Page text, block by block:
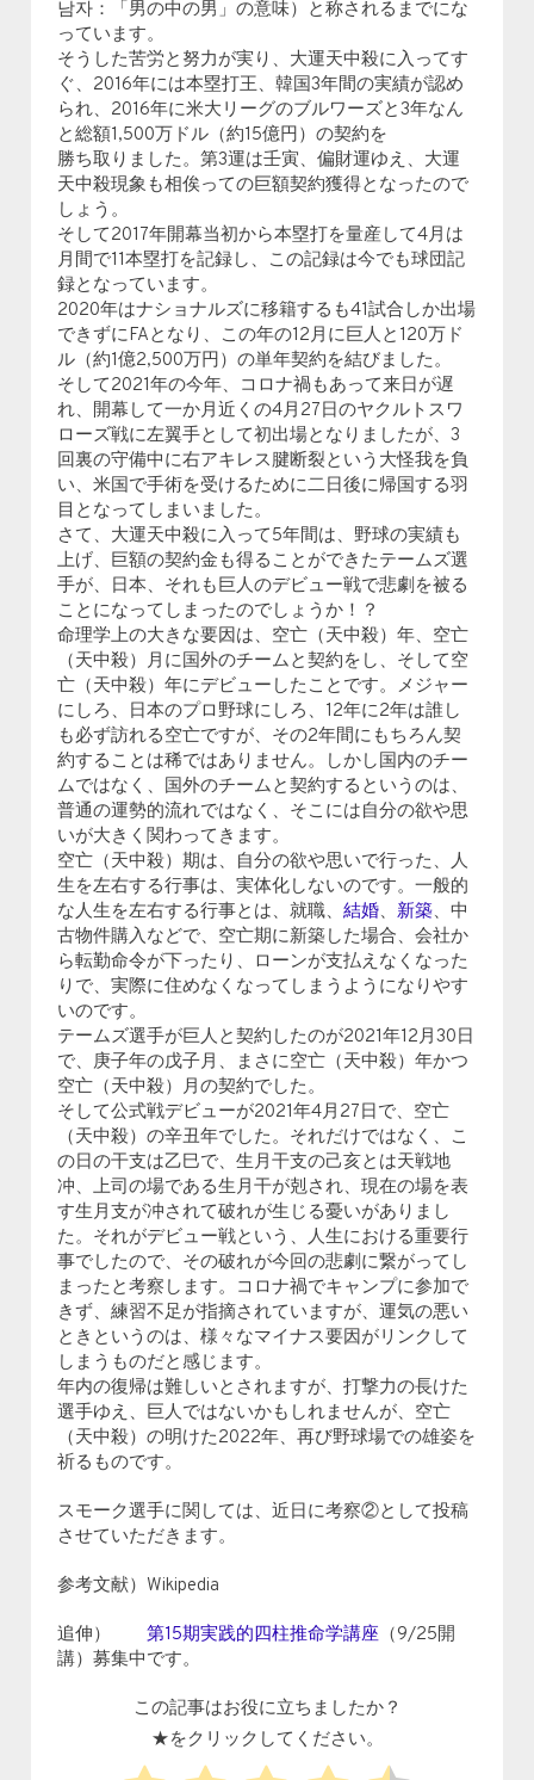
남자：「男の中の男」の意味）と称されるまでにな
っています。
そうした苦労と努力が実り、大運天中殺に入ってす
ぐ、2016年には本塁打王、韓国3年間の実績が認め
られ、2016年に米大リーグのブルワーズと3年なん
と総額1,500万ドル（約15億円）の契約を
勝ち取りました。第3運は壬寅、偏財運ゆえ、大運
天中殺現象も相俟っての巨額契約獲得となったので
しょう。
そして2017年開幕当初から本塁打を量産して4月は
月間で11本塁打を記録し、この記録は今でも球団記
録となっています。
2020年はナショナルズに移籍するも41試合しか出場
できずにFAとなり、この年の12月に巨人と120万ド
ル（約1億2,500万円）の単年契約を結びました。
そして2021年の今年、コロナ禍もあって来日が遅
れ、開幕して一か月近くの4月27日のヤクルトスワ
ローズ戦に左翼手として初出場となりましたが、3
回裏の守備中に右アキレス腱断裂という大怪我を負
い、米国で手術を受けるために二日後に帰国する羽
目となってしまいました。
さて、大運天中殺に入って5年間は、野球の実績も
上げ、巨額の契約金も得ることができたテームズ選
手が、日本、それも巨人のデビュー戦で悲劇を被る
ことになってしまったのでしょうか！？
命理学上の大きな要因は、空亡（天中殺）年、空亡
（天中殺）月に国外のチームと契約をし、そして空
亡（天中殺）年にデビューしたことです。メジャー
にしろ、日本のプロ野球にしろ、12年に2年は誰し
も必ず訪れる空亡ですが、その2年間にもちろん契
約することは稀ではありません。しかし国内のチー
ムではなく、国外のチームと契約するというのは、
普通の運勢的流れではなく、そこには自分の欲や思
いが大きく関わってきます。
空亡（天中殺）期は、自分の欲や思いで行った、人
生を左右する行事は、実体化しないのです。一般的
な人生を左右する行事とは、就職、結婚、新築、中
古物件購入などで、空亡期に新築した場合、会社か
ら転勤命令が下ったり、ローンが支払えなくなった
りで、実際に住めなくなってしまうようになりやす
いのです。
テームズ選手が巨人と契約したのが2021年12月30日
で、庚子年の戊子月、まさに空亡（天中殺）年かつ
空亡（天中殺）月の契約でした。
そして公式戦デビューが2021年4月27日で、空亡
（天中殺）の辛丑年でした。それだけではなく、こ
の日の干支は乙巳で、生月干支の己亥とは天戦地
冲、上司の場である生月干が剋され、現在の場を表
す生月支が冲されて破れが生じる憂いがありまし
た。それがデビュー戦という、人生における重要行
事でしたので、その破れが今回の悲劇に繋がってし
まったと考察します。コロナ禍でキャンプに参加で
きず、練習不足が指摘されていますが、運気の悪い
ときというのは、様々なマイナス要因がリンクして
しまうものだと感じます。
年内の復帰は難しいとされますが、打撃力の長けた
選手ゆえ、巨人ではないかもしれませんが、空亡
（天中殺）の明けた2022年、再び野球場での雄姿を
祈るものです。
スモーク選手に関しては、近日に考察②として投稿
させていただきます。
参考文献）Wikipedia
追伸）第15期実践的四柱推命学講座 （9/25開
講）募集中です。
この記事はお役に立ちましたか？
★をクリックしてください。